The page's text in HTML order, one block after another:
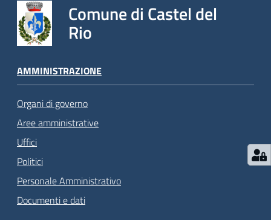
Comune di Castel del
Rio
AMMINISTRAZIONE
Organi di governo
Aree amministrative
Uffici
Politici
Personale Amministrativo
Documenti e dati